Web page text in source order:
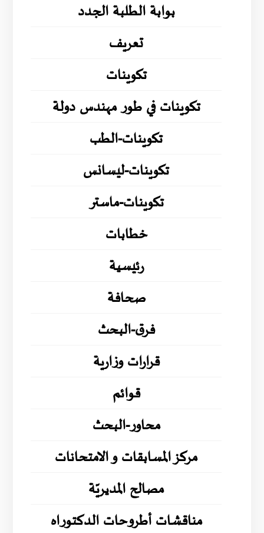
بوابة الطلبة الجدد
تعريف
تكوينات
تكوينات في طور مهندس دولة
تكوينات-الطب
تكوينات-ليسانس
تكوينات-ماستر
خطابات
رئيسية
صحافة
فرق-البحث
قرارات وزارية
قوائم
محاور-البحث
مركز المسابقات و الامتحانات
مصالح المديريّة
مناقشات أطروحات الدكتوراه